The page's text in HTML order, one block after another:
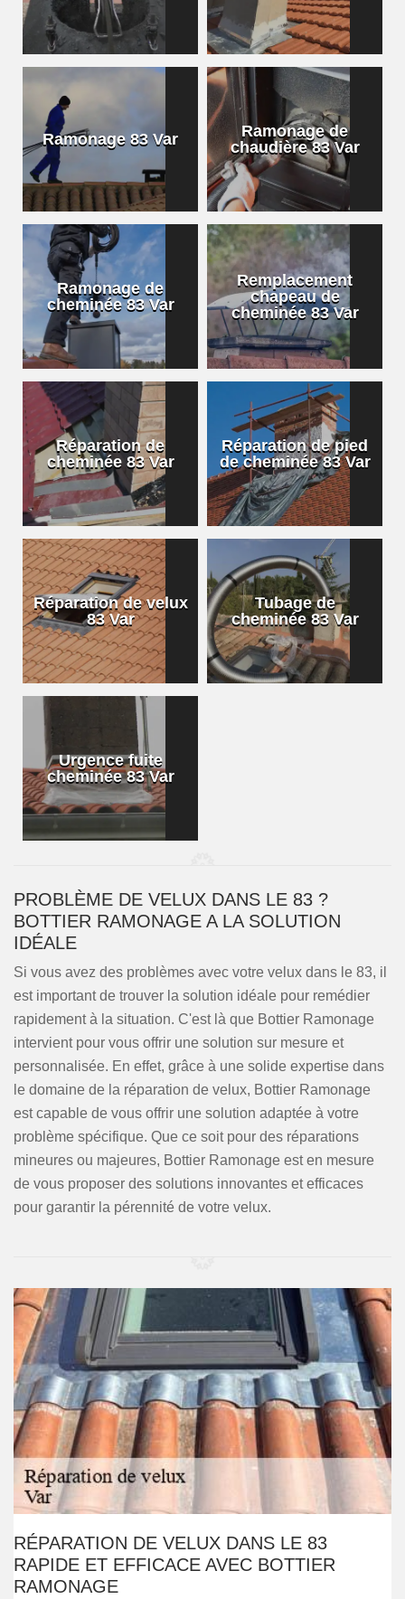
Ramonage 83 Var
Ramonage de
chaudière 83 Var
Ramonage de
cheminée 83 Var
Remplacement
chapeau de
cheminée 83 Var
Réparation de
cheminée 83 Var
Réparation de pied
de cheminée 83 Var
Réparation de velux
83 Var
Tubage de
cheminée 83 Var
Urgence fuite
cheminée 83 Var
PROBLÈME DE VELUX DANS LE 83 ?
BOTTIER RAMONAGE A LA SOLUTION
IDÉALE
Si vous avez des problèmes avec votre velux dans le 83, il
est important de trouver la solution idéale pour remédier
rapidement à la situation. C'est là que Bottier Ramonage
intervient pour vous offrir une solution sur mesure et
personnalisée. En effet, grâce à une solide expertise dans
le domaine de la réparation de velux, Bottier Ramonage
est capable de vous offrir une solution adaptée à votre
problème spécifique. Que ce soit pour des réparations
mineures ou majeures, Bottier Ramonage est en mesure
de vous proposer des solutions innovantes et efficaces
pour garantir la pérennité de votre velux.
RÉPARATION DE VELUX DANS LE 83
RAPIDE ET EFFICACE AVEC BOTTIER
RAMONAGE